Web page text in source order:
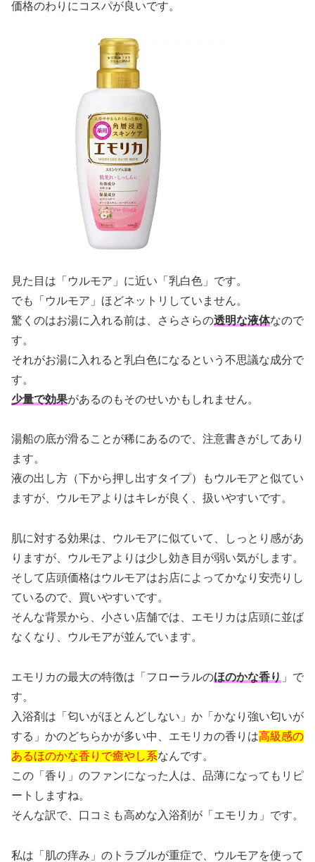
価格のわりにコスパが良いです。
見た目は「ウルモア」に近い「乳白色」です。
でも「ウルモア」ほどネットリしていません。
驚くのはお湯に入れる前は、さらさらの透明な液体なので
す。
それがお湯に入れると乳白色になるという不思議な成分で
す。
少量で効果があるのもそのせいかもしれません。
湯船の底が滑ることが稀にあるので、注意書きがしてあり
ます。
液の出し方（下から押し出すタイプ）もウルモアと似てい
ますが、ウルモアよりはキレが良く、扱いやすいです。
肌に対する効果は、ウルモアに似ていて、しっとり感があ
りますが、ウルモアよりは少し効き目が弱い気がします。
そして店頭価格はウルモアはお店によってかなり安売りし
ているので、買いやすいです。
そんな背景から、小さい店舗では、エモリカは店頭に並ば
なくなり、ウルモアが並んでいます。
エモリカの最大の特徴は「フローラルのほのかな香り 」で
す。
入浴剤は「匂いがほとんどしない」か「かなり強い匂いが
する」かのどちらかが多い中、エモリカの香りは高級感の
あるほのかな香りで癒やし系なんです。
この「香り」のファンになった人は、品薄になってもリピ
ートしますね。
そんな訳で、口コミも高めな入浴剤が「エモリカ」です。
私は「肌の痒み」のトラブルが重症で、ウルモアを使って